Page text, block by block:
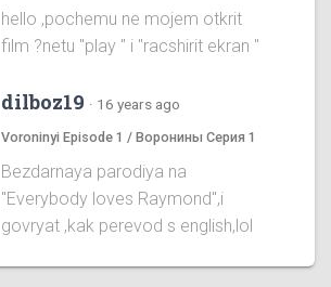
hello ,pochemu ne mojem otkrit
film ?netu "play " i "racshirit ekran "
dilboz19 · 16 years ago
Voroninyi Episode 1 / Воронины Серия 1
Bezdarnaya parodiya na
''Everybody loves Raymond'',i
govryat ,kak perevod s english,lol